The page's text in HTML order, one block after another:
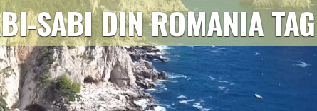
SABI DIN ROMANIA TAG